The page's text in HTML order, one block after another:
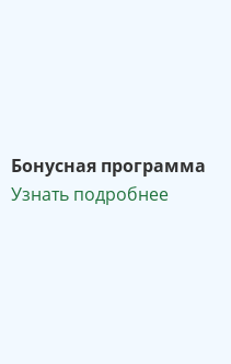
Бонусная программа
Узнать подробнее